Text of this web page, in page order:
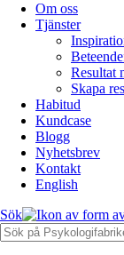
Om oss
Tjänster
Resultat
Skapa
Habitud
Kundcase
Blogg
Nyhetsbrev
Kontakt
English
Sök